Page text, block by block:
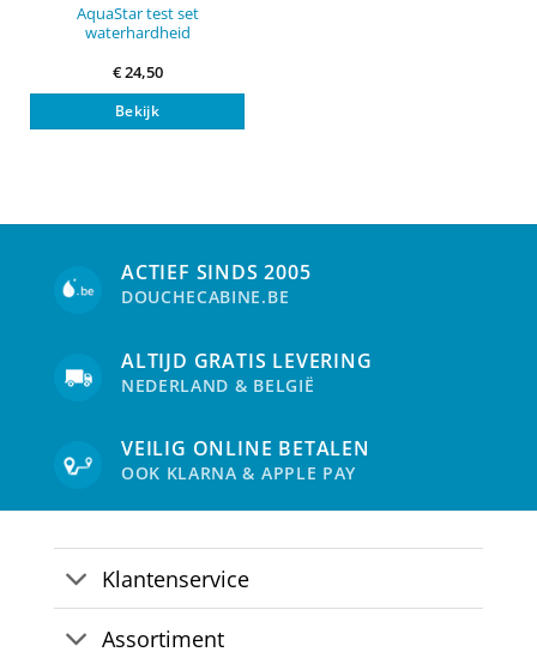
AquaStar test set
waterhardheid
€24,50
Bekijk
ACTIEF SINDS 2005
DOUCHECABINE.BE
ALTIJD GRATIS LEVERING
NEDERLAND & BELGIË
VEILIG ONLINE BETALEN
OOK KLARNA & APPLE PAY
Klantenservice
Assortiment